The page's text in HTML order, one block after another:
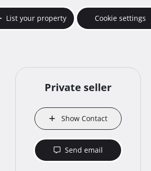
List your property Cookie settings
Private seller
Show Contact
Send email